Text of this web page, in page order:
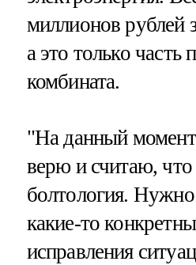
миллионов рублей
а это только часть
комбината.
"На данный
верю и считаю, что
болтология.
какие-то
исправления